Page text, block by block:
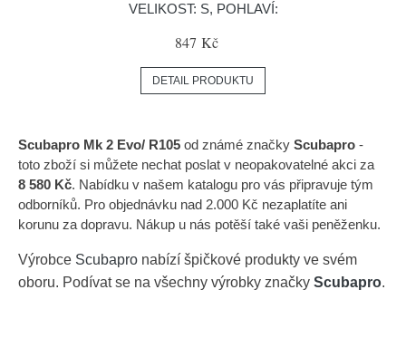
VELIKOST: S, POHLAVÍ:
847 Kč
DETAIL PRODUKTU
Scubapro Mk 2 Evo/ R105 od známé značky Scubapro -
toto zboží si můžete nechat poslat v neopakovatelné akci za
8 580 Kč. Nabídku v našem katalogu pro vás připravuje tým
odborníků. Pro objednávku nad 2.000 Kč nezaplatíte ani
korunu za dopravu. Nákup u nás potěší také vaši peněženku.
Výrobce Scubapro nabízí špičkové produkty ve svém
oboru. Podívat se na všechny výrobky značky Scubapro.